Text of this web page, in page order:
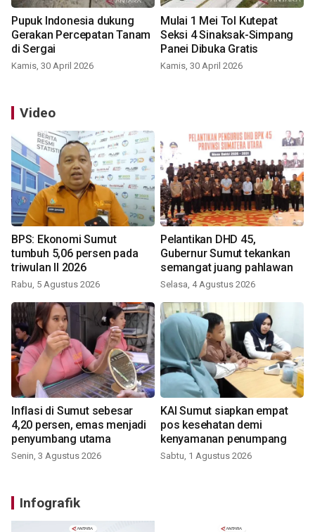
Pupuk Indonesia dukung
Gerakan Percepatan Tanam
di Sergai
Kamis, 30 April 2026
Mulai 1 Mei Tol Kutepat
Seksi 4 Sinaksak-Simpang
Panei Dibuka Gratis
Kamis, 30 April 2026
Video
BPS: Ekonomi Sumut
tumbuh 5,06 persen pada
triwulan II 2026
Rabu, 5 Agustus 2026
Pelantikan DHD 45,
Gubernur Sumut tekankan
semangat juang pahlawan
Selasa, 4 Agustus 2026
Inflasi di Sumut sebesar
4,20 persen, emas menjadi
penyumbang utama
Senin, 3 Agustus 2026
KAI Sumut siapkan empat
pos kesehatan demi
kenyamanan penumpang
Sabtu, 1 Agustus 2026
Infografik